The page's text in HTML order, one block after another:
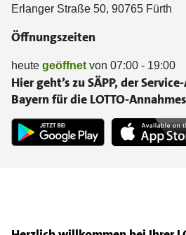
Erlanger Straße 50, 90765 Fürth
Öffnungszeiten
heute geöffnet von 07:00 - 19:00
Hier geht’s zu SÄPP, der
Bayern für die LOTTO-